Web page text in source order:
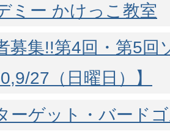
ミー かけっこ教室
募集!!第4回・第5回
27（日曜日）】
ーゲット・バード